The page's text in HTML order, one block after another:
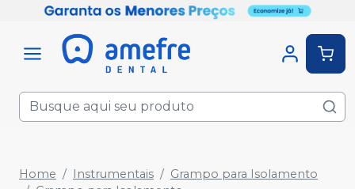
Home Instrumentais
Grampo para Isolamento